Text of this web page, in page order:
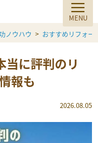
ノウハウ おすすめリフォー
当に評判のリ
報も
2026.08.05